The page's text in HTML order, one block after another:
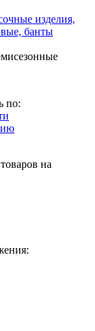
изделия,
банты
по:
на